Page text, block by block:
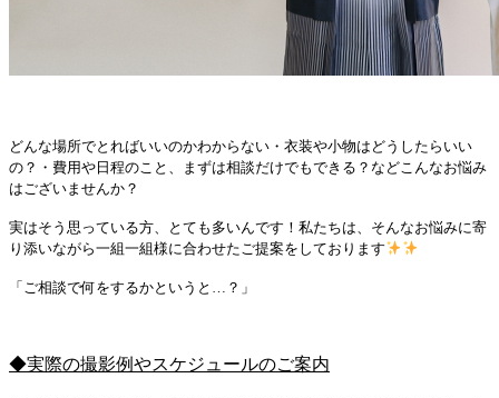
どんな場所でとればいいのかわからない・衣装や小物はどうしたらいい
の？・費用や日程のこと、まずは相談だけでもできる？などこんなお悩み
はございませんか？
実はそう思っている方、とても多いんです！私たちは、そんなお悩みに寄
り添いながら一組一組様に合わせたご提案をしております
「ご相談で何をするかというと…？」
◆実際の撮影例やスケジュールのご案内